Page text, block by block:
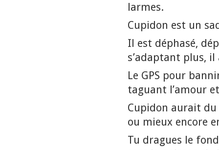
larmes.
Cupidon est un
Il est déphasé,
s’adaptant plus,
Le GPS pour
taguant l’amour
Cupidon aurait du
ou mieux encore
Tu dragues le